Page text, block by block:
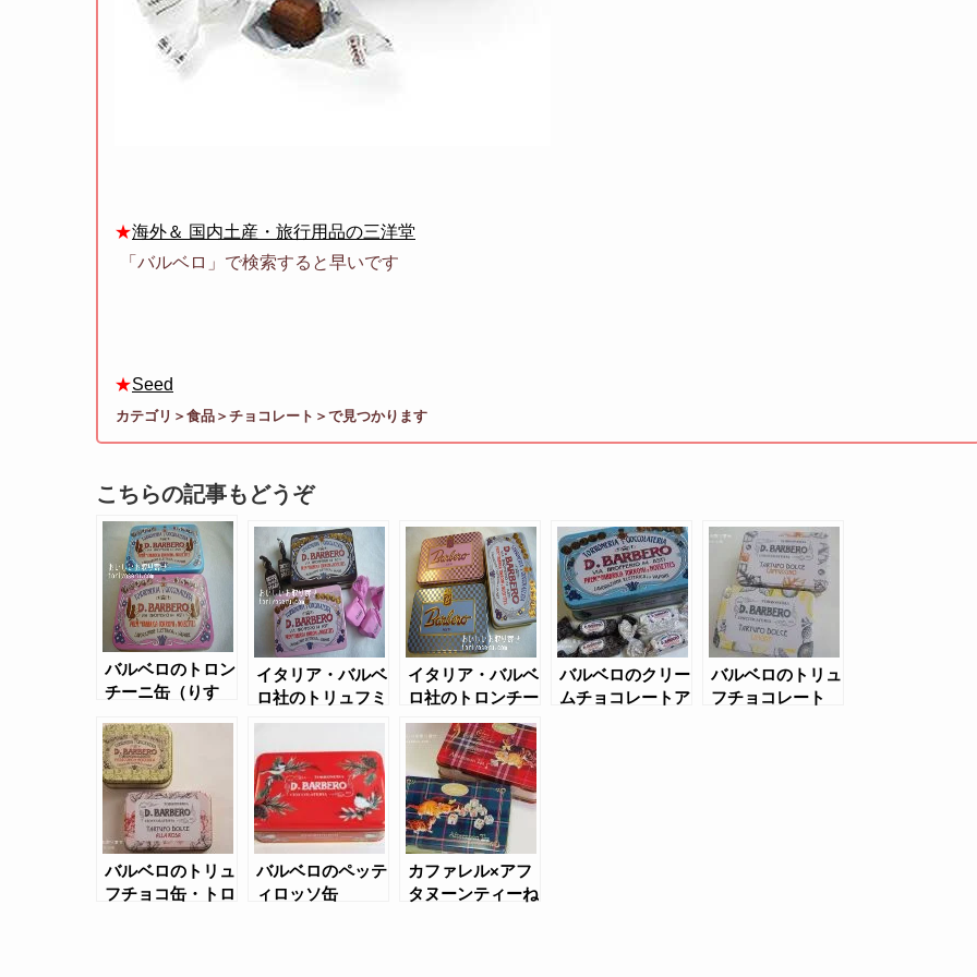
★海外＆ 国内土産・旅行用品の三洋堂
「バルベロ」で検索すると早いです
★Seed
カテゴリ＞食品＞チョコレート＞で見つかります
こちらの記事もどうぞ
バルベロのトロン
チーニ缶（りす
イタリア・バルベ
ロ社のトリュフミ
ニ缶
イタリア・バルベ
ロ社のトロンチー
ニ＆ミルクチョコ
レート３缶セット
バルベロのクリー
ムチョコレートア
バルベロのトリュ
フチョコレート
バルベロのトリュ
フチョコ缶・トロ
バルベロのペッテ
ィロッソ缶
カファレル×アフ
タヌーンティーね